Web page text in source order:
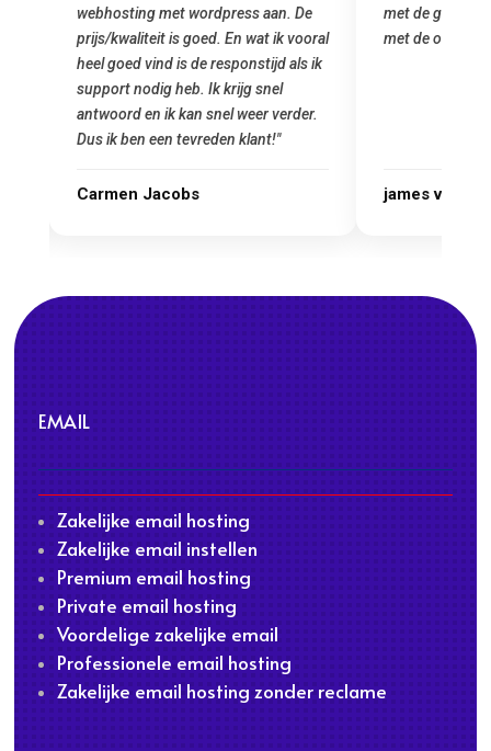
met de grote jongens en dus nu al blij
met de overstap!"
james van oranje
was meteen
gemaakt. Top
Marcel Thijs
EMAIL
Zakelijke email hosting
Zakelijke email instellen
Premium email hosting
Private email hosting
Voordelige zakelijke email
Professionele email hosting
Zakelijke email hosting zonder reclame